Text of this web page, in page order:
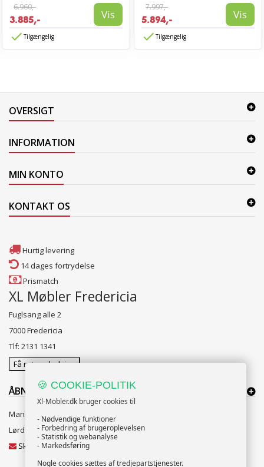
6.960,-
3.885,- Vis
Tilgængelig
7.997,-
5.894,- Vis
Tilgængelig
OVERSIGT
INFORMATION
MIN KONTO
KONTAKT OS
Hurtig levering
14 dages fortrydelse
Prismatch
XL Møbler Fredericia
Fuglsang alle 2
7000 Fredericia
Tlf: 2131 1341
Få rutevejledning
ÅBNINGSTIDER:
Mandag til Fredag 10:00 til 18:00
Lørdag og Søndag 10:00 til 16:00
Skriv til vores kundeservice
🍪 COOKIE-POLITIK
Xl-Mobler.dk bruger cookies til
- Nødvendige funktioner
- Forbedring af brugeroplevelsen
- Statistik og webanalyse
- Markedsføring
Nogle cookies sættes af tredjepartstjenester.